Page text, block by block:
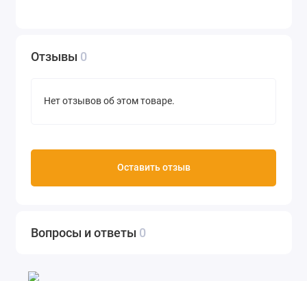
Отзывы 0
Нет отзывов об этом товаре.
Оставить отзыв
Вопросы и ответы 0